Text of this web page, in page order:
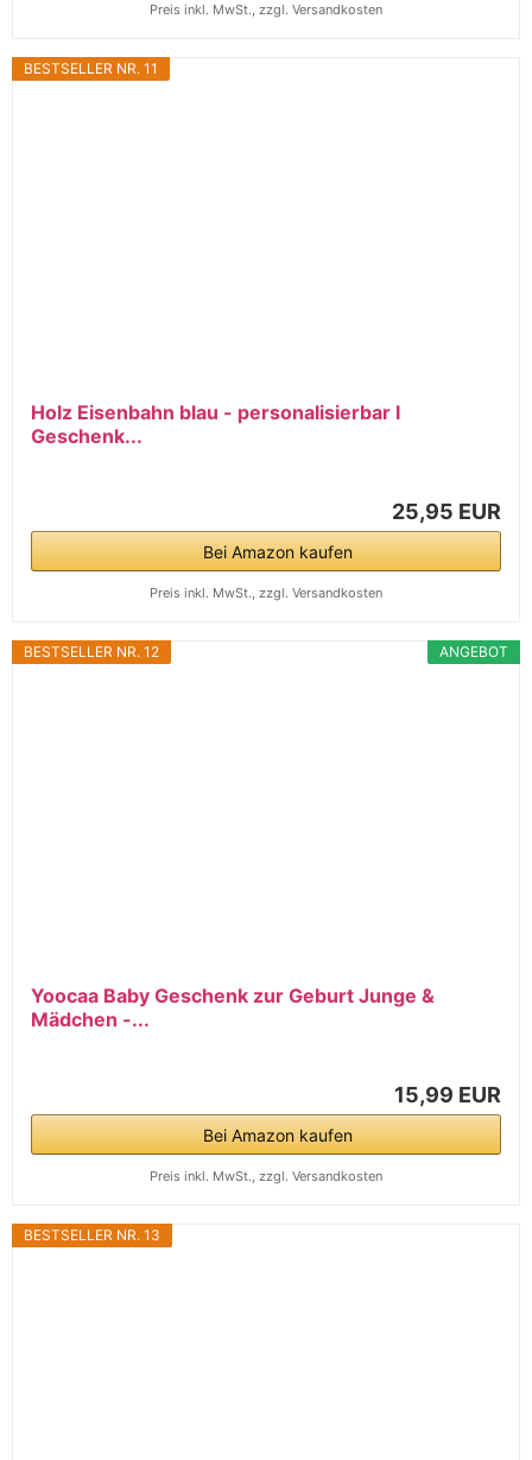
Preis inkl. MwSt., zzgl. Versandkosten
BESTSELLER NR. 11
Holz Eisenbahn blau - personalisierbar I
Geschenk...
25,95 EUR
Bei Amazon kaufen
Preis inkl. MwSt., zzgl. Versandkosten
ANGEBOT
BESTSELLER NR. 12
Yoocaa Baby Geschenk zur Geburt Junge &
Mädchen -...
15,99 EUR
Bei Amazon kaufen
Preis inkl. MwSt., zzgl. Versandkosten
BESTSELLER NR. 13